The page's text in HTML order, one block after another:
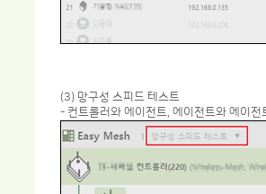
(3) 망구성 스피드 테스트
- 컨트롤러와 에이전트, 에이전트와 에이